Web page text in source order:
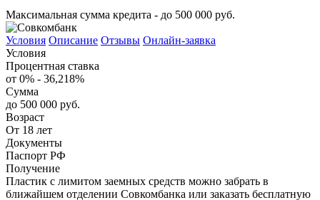
Максимальная сумма кредита - до 500 000 руб.
Условия Описание Отзывы Онлайн-заявка
Условия
Процентная ставка
от 0% - 36,218%
Сумма
до 500 000 руб.
Возраст
От 18 лет
Документы
Паспорт РФ
Получение
Пластик с лимитом заемных средств можно забрать в
ближайшем отделении Совкомбанка или заказать бесплатную